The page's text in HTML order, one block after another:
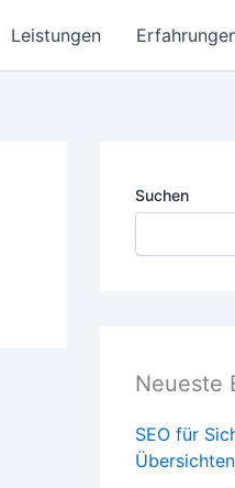
Leistungen
Suchen
Neueste
SEO für